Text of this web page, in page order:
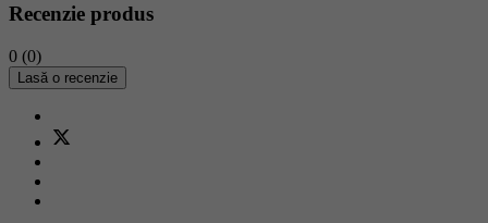
Recenzie produs
0 (0)
Lasă o recenzie